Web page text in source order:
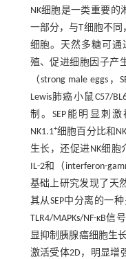
NK细胞是一类重要
一部分，与T细胞不
细胞。天然多糖可通
殖、促进细胞因子产
（strong male eggs
Lewis肺癌小鼠C57/
制。SEP能明显刺激
NK1.1+细胞百分比和
生长，还促进NK细胞
IL-2和（interferon-
基础上研究发现了天
其从SEP中分离的一
TLR4/MAPKs/NF-κB
显抑制胰腺癌细胞生
激活受体2D，明显增